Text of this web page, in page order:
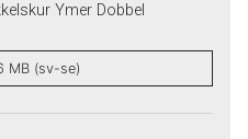
Ymer Dobbel
MB (sv-se)